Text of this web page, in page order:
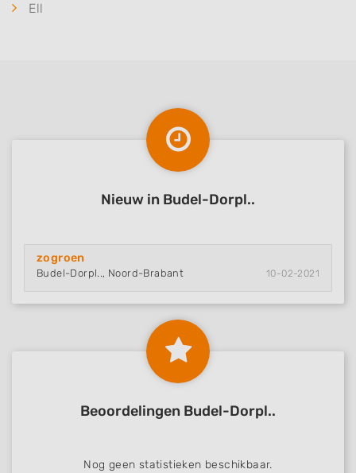
Ell
Nieuw in Budel-Dorpl..
zogroen
Budel-Dorpl.., Noord-Brabant 10-02-2021
Beoordelingen Budel-Dorpl..
Nog geen statistieken beschikbaar.